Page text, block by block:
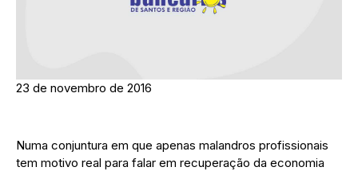
23 de novembro de 2016
Numa conjuntura em que apenas malandros profissionais
tem motivo real para falar em recuperação da economia